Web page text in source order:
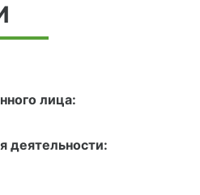
лица:
деятельности: